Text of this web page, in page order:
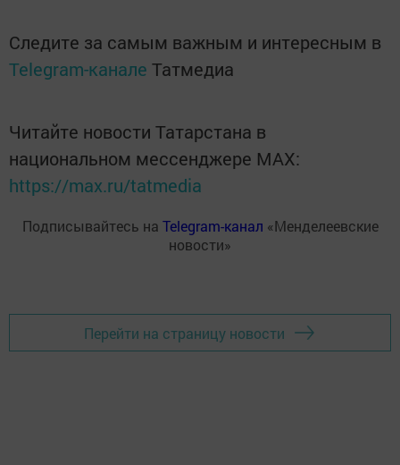
Следите за самым важным и интересным в
Telegram-канале Татмедиа
Читайте новости Татарстана в
национальном мессенджере MАХ:
https://max.ru/tatmedia
Подписывайтесь на Telegram-канал «Менделеевские
новости»
Перейти на страницу новости